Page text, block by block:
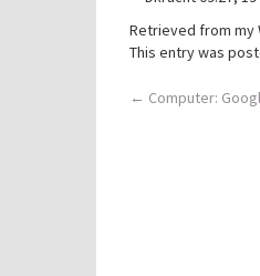
Retrieved from my
This entry was
Post
← Computer: